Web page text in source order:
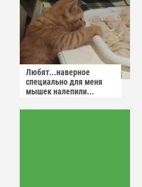
Любят...наверное
специально для меня
мышек налепили...